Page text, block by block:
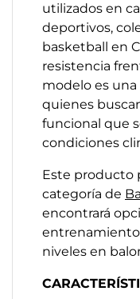
utilizados en
deportivos,
basketball en
resistencia
modelo es
quienes
funcional que
condiciones
Este producto
categoría de
encontrará
niveles en